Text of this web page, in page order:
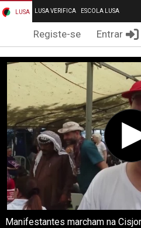
LUSA LUSA VERIFICA ESCOLA LUSA
Registe-se Entrar
Manifestantes marcham na